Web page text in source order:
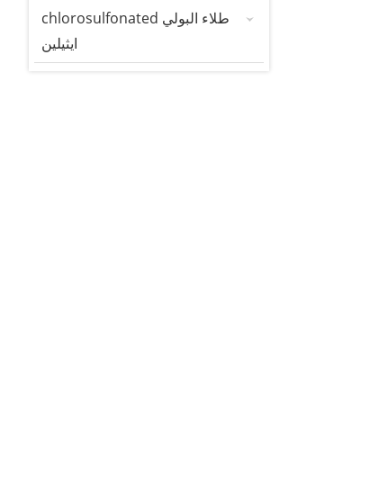
chlorosulfonated طلاء البولي
ايثيلين